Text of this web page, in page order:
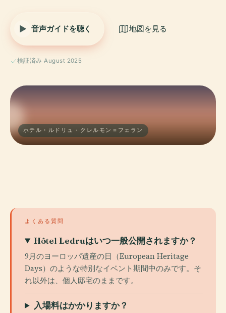
音声ガイドを聴く 地図を見る
検証済み August 2025
ホテル・ルドリュ · クレルモン＝フェラン
よくある質問
Hôtel Ledruはいつ一般公開されますか？
9月のヨーロッパ遺産の日（European Heritage
Days）のような特別なイベント期間中のみです。そ
れ以外は、個人邸宅のままです。
入場料はかかりますか？